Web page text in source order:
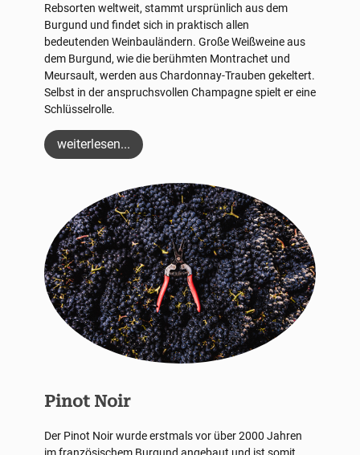
Rebsorten weltweit, stammt ursprünlich aus dem
Burgund und findet sich in praktisch allen
bedeutenden Weinbauländern. Große Weißweine aus
dem Burgund, wie die berühmten Montrachet und
Meursault, werden aus Chardonnay-Trauben gekeltert.
Selbst in der anspruchsvollen Champagne spielt er eine
Schlüsselrolle.
weiterlesen...
Pinot Noir
Der Pinot Noir wurde erstmals vor über 2000 Jahren